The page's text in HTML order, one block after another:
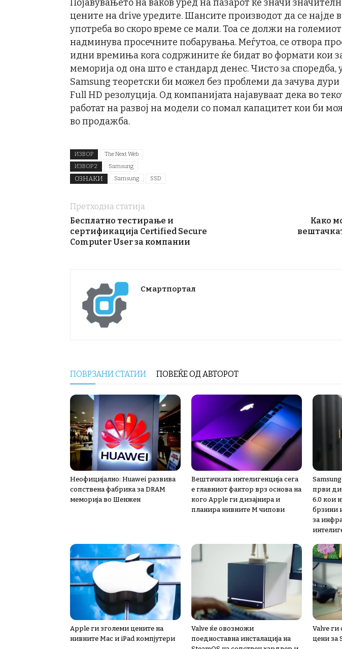
Појавувањето на ваков уред на пазарот ќе значи
цените на drive уредите. Шансите производот да се најде
употреба во скоро време се мали. Тоа се должи на големиот
надминува просечните побарувања. Меѓутоа, се отвора
идни времиња кога содржините ќе бидат во формати кои
меморија од она што е стандард денес. Чисто за споредба,
Samsung теоретски би можел без проблеми да зачува
Full HD резолуција. Од компанијата најавуваат дека во
работат на развој на модели со помал капацитет кои би
во продажба.
ИЗВОР
The Next Web
ИЗВОР 2
Samsung
ОЗНАКИ Samsung SSD
Претходна статија
Бесплатно тестирање и
сертификација Certified Secure
Computer User за компании
Како
Смартпортал
ПОВРЗАНИ СТАТИИ ПОВЕЌЕ ОД АВТОРОТ
Неофицијално: Huawei развива
сопствена фабрика за DRAM
меморија во Шенжен
Вештачката интелигенција сега
е главниот фактор врз основа на
кого Apple ги дизајнира и
планира нивните М чипови
први
6.0 кои
брзини
за
Apple ги зголеми цените на
нивните Mac и iPad компјутери
Valve ќе овозможи
поедноставна инсталација на
Valve ги
цени за